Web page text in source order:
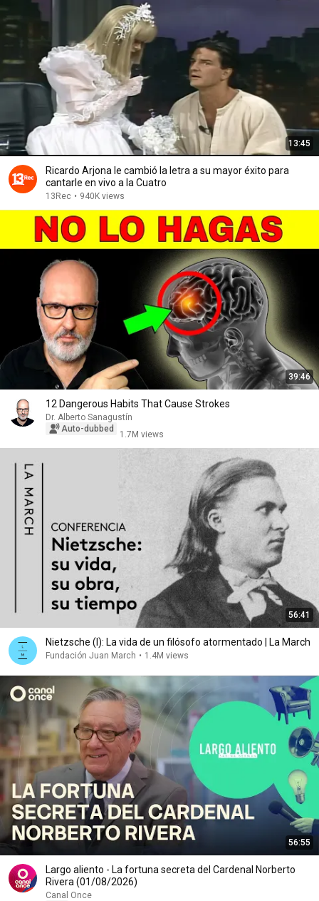
13:45
Ricardo Arjona le cambió la letra a su mayor éxito para
cantarle en vivo a la Cuatro
13Rec • 940K views
39:46
12 Dangerous Habits That Cause Strokes
Dr. Alberto Sanagustín
Auto-dubbed
1.7M views
56:41
Nietzsche (I): La vida de un filósofo atormentado | La March
Fundación Juan March • 1.4M views
56:55
Largo aliento - La fortuna secreta del Cardenal Norberto
Rivera (01/08/2026)
Canal Once